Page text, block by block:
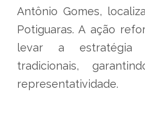
Antônio Gomes,
Potiguaras. A ação
levar a estratégia
tradicionais,
representatividade.